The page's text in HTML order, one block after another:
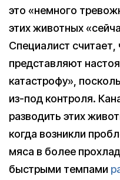
это «немного
этих животных
Специалист считает,
представляют
катастрофу»,
из-под контроля.
разводить этих
когда возникли
мяса в более
быстрыми темпами